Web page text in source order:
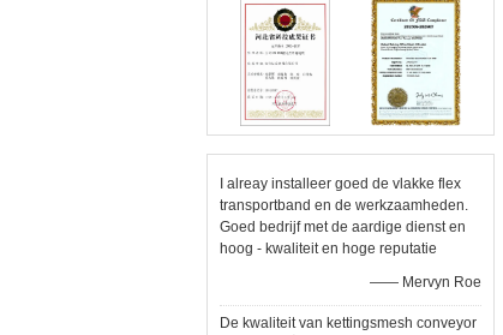
I alreay installeer goed de vlakke flex
transportband en de werkzaamheden.
Goed bedrijf met de aardige dienst en
hoog - kwaliteit en hoge reputatie
—— Mervyn Roe
De kwaliteit van kettingsmesh conveyor